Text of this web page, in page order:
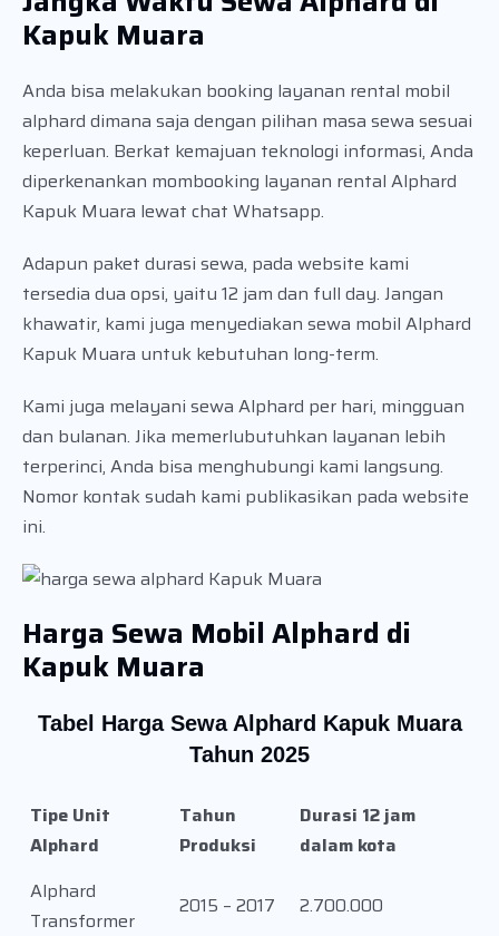
Kapuk Muara
Anda bisa melakukan booking layanan rental mobil
alphard dimana saja dengan pilihan masa sewa sesuai
keperluan. Berkat kemajuan teknologi informasi, Anda
diperkenankan mombooking layanan rental Alphard
Kapuk Muara lewat chat Whatsapp.
Adapun paket durasi sewa, pada website kami
tersedia dua opsi, yaitu 12 jam dan full day. Jangan
khawatir, kami juga menyediakan sewa mobil Alphard
Kapuk Muara untuk kebutuhan long-term.
Kami juga melayani sewa Alphard per hari, mingguan
dan bulanan. Jika memerlubutuhkan layanan lebih
terperinci, Anda bisa menghubungi kami langsung.
Nomor kontak sudah kami publikasikan pada website
ini.
Harga Sewa Mobil Alphard di
Kapuk Muara
Tabel Harga Sewa Alphard Kapuk Muara
Tahun 2025
Tipe Unit
Alphard
Tahun
Produksi
Durasi 12 jam
dalam kota
Alphard
Transformer
2015 – 2017 2.700.000